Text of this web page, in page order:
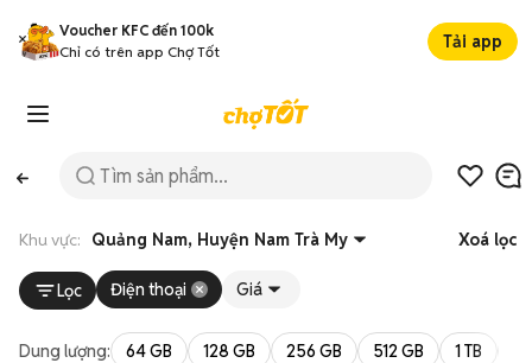
Voucher KFC đến 100k
Chỉ có trên app Chợ Tốt
Tải app
Khu vực: Quảng Nam, Huyện Nam Trà My Xoá lọc
Lọc Điện thoại Giá
Dung lượng: 64 GB 128 GB 256 GB 512 GB 1 TB